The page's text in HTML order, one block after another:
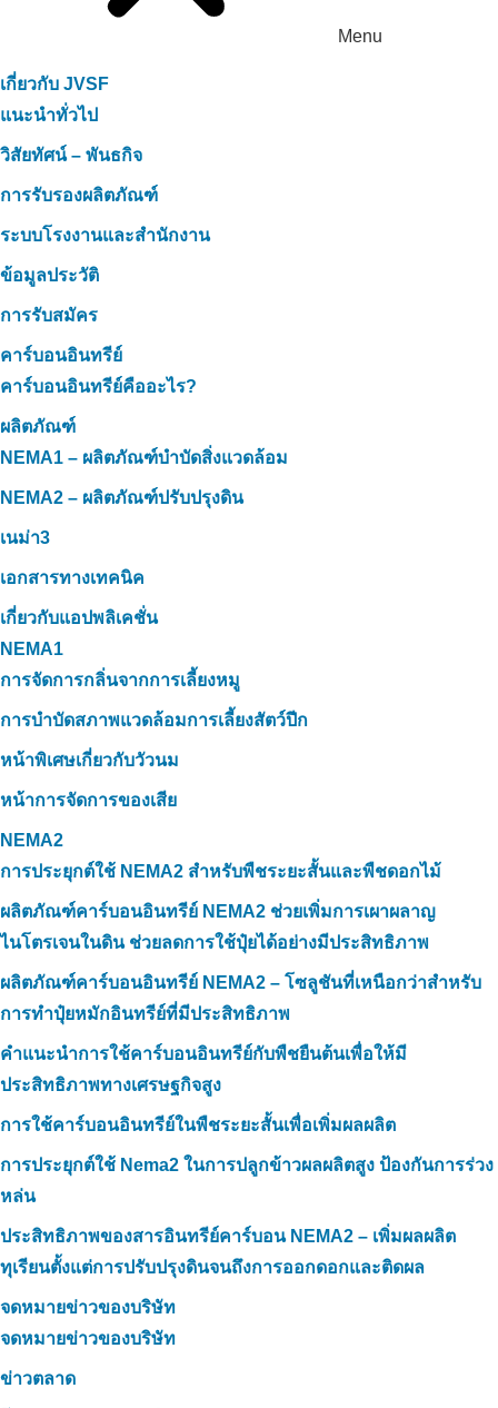
Menu
เกี่ยวกับ JVSF
แนะนำทั่วไป
วิสัยทัศน์ – พันธกิจ
การรับรองผลิตภัณฑ์
ระบบโรงงานและสำนักงาน
ข้อมูลประวัติ
การรับสมัคร
คาร์บอนอินทรีย์
คาร์บอนอินทรีย์คืออะไร?
ผลิตภัณฑ์
NEMA1 – ผลิตภัณฑ์บำบัดสิ่งแวดล้อม
NEMA2 – ผลิตภัณฑ์ปรับปรุงดิน
เนม่า3
เอกสารทางเทคนิค
เกี่ยวกับแอปพลิเคชั่น
NEMA1
การจัดการกลิ่นจากการเลี้ยงหมู
การบำบัดสภาพแวดล้อมการเลี้ยงสัตว์ปีก
หน้าพิเศษเกี่ยวกับวัวนม
หน้าการจัดการของเสีย
NEMA2
การประยุกต์ใช้ NEMA2 สำหรับพืชระยะสั้นและพืชดอกไม้
ผลิตภัณฑ์คาร์บอนอินทรีย์ NEMA2 ช่วยเพิ่มการเผาผลาญ
ไนโตรเจนในดิน ช่วยลดการใช้ปุ๋ยได้อย่างมีประสิทธิภาพ
ผลิตภัณฑ์คาร์บอนอินทรีย์ NEMA2 – โซลูชันที่เหนือกว่าสำหรับ
การทำปุ๋ยหมักอินทรีย์ที่มีประสิทธิภาพ
คำแนะนำการใช้คาร์บอนอินทรีย์กับพืชยืนต้นเพื่อให้มี
ประสิทธิภาพทางเศรษฐกิจสูง
การใช้คาร์บอนอินทรีย์ในพืชระยะสั้นเพื่อเพิ่มผลผลิต
การประยุกต์ใช้ Nema2 ในการปลูกข้าวผลผลิตสูง ป้องกันการร่วง
หล่น
ประสิทธิภาพของสารอินทรีย์คาร์บอน NEMA2 – เพิ่มผลผลิต
ทุเรียนตั้งแต่การปรับปรุงดินจนถึงการออกดอกและติดผล
จดหมายข่าวของบริษัท
จดหมายข่าวของบริษัท
ข่าวตลาด